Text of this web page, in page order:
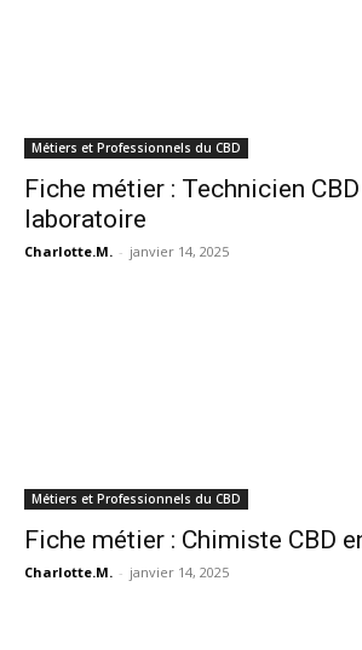
Métiers et Professionnels du CBD
Fiche métier : Technicien
laboratoire
Charlotte.M. - janvier 14, 2025
Métiers et Professionnels du CBD
Fiche métier : Chimiste CBD
Charlotte.M. - janvier 14, 2025